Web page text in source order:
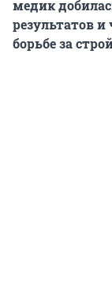
медик
результатов и
борьбе за